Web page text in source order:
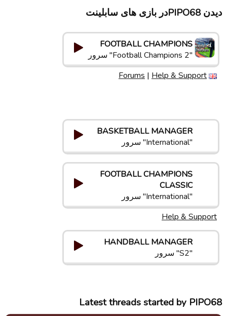
دیدن PIPO68در بازی های سابلینت
FOOTBALL CHAMPIONS
"Football Champions 2" سرور
Forums | Help & Support
BASKETBALL MANAGER
"International" سرور
FOOTBALL CHAMPIONS
CLASSIC
"International" سرور
Help & Support
HANDBALL MANAGER
"S2" سرور
Latest threads started by PIPO68